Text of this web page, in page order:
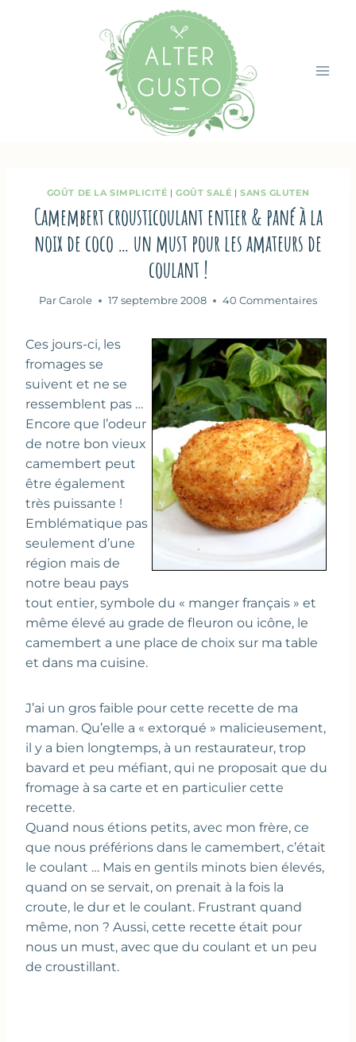
GOÛT DE LA SIMPLICITÉ |GOÛT SALÉ | SANS GLUTEN
Camembert crousticoulant entier & pané à la
noix de coco … un must pour les amateurs de
coulant !
Par Carole 17 septembre 2008 40 Commentaires
Ces jours-ci, les
fromages se
suivent et ne se
ressemblent pas …
Encore que l’odeur
de notre bon vieux
camembert peut
être également
très puissante !
Emblématique pas
seulement d’une
région mais de
notre beau pays
tout entier, symbole du « manger français » et
même élevé au grade de fleuron ou icône, le
camembert a une place de choix sur ma table
et dans ma cuisine.
J’ai un gros faible pour cette recette de ma
maman. Qu’elle a « extorqué » malicieusement,
il y a bien longtemps, à un restaurateur, trop
bavard et peu méfiant, qui ne proposait que du
fromage à sa carte et en particulier cette
recette.
Quand nous étions petits, avec mon frère, ce
que nous préférions dans le camembert, c’était
le coulant … Mais en gentils minots bien élevés,
quand on se servait, on prenait à la fois la
croute, le dur et le coulant. Frustrant quand
même, non ? Aussi, cette recette était pour
nous un must, avec que du coulant et un peu
de croustillant.